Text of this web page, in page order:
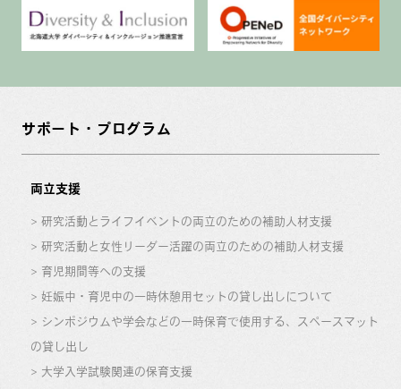
サポート・プログラム
両立支援
研究活動とライフイベントの両立のための補助人材支援
研究活動と女性リーダー活躍の両立のための補助人材支援
育児期間等への支援
妊娠中・育児中の一時休憩用セットの貸し出しについて
シンポジウムや学会などの一時保育で使用する、スペースマット
の貸し出し
大学入学試験関連の保育支援